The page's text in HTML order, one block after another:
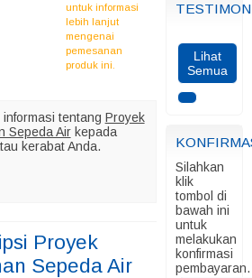
untuk informasi
lebih lanjut
mengenai
pemesanan
produk ini.
informasi tentang Proyek
Sepeda Airkepada
kerabat Anda.
Proyek
Sepeda Air
Lihat
Semua
Silahkan
klik
tombol di
bawah ini
untuk
melakukan
konfirmasi
pembayaran.